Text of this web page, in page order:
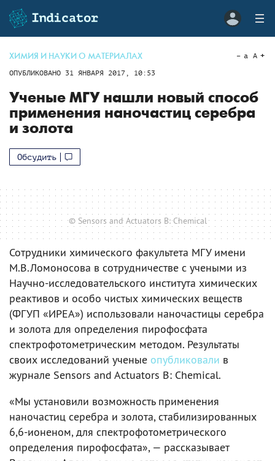
ХИМИЯ И НАУКИ О МАТЕРИАЛАХ
ОПУБЛИКОВАНО 31 ЯНВАРЯ 2017, 10:53
a A
Ученые МГУ нашли новый способ
применения наночастиц серебра
и золота
Обсудить
© Sensors and Actuators B: Chemical
Сотрудники химического факультета МГУ имени
М.В.Ломоносова в сотрудничестве с учеными из
Научно-исследовательского института химических
реактивов и особо чистых химических веществ
(ФГУП «ИРЕА») использовали наночастицы серебра
и золота для определения пирофосфата
спектрофотометрическим методом. Результаты
своих исследований ученые опубликовали в
журнале Sensors and Actuators B: Chemical.
«Мы установили возможность применения
наночастиц серебра и золота, стабилизированных
6,6-ионеном, для спектрофотометрического
определения пирофосфата», — рассказывает